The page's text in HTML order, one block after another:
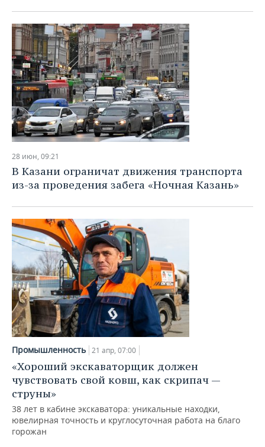
28 июн, 09:21
В Казани ограничат движения транспорта
из-за проведения забега «Ночная Казань»
Промышленность 21 апр, 07:00
«Хороший экскаваторщик должен
чувствовать свой ковш, как скрипач —
струны»
38 лет в кабине экскаватора: уникальные находки,
ювелирная точность и круглосуточная работа на благо
горожан